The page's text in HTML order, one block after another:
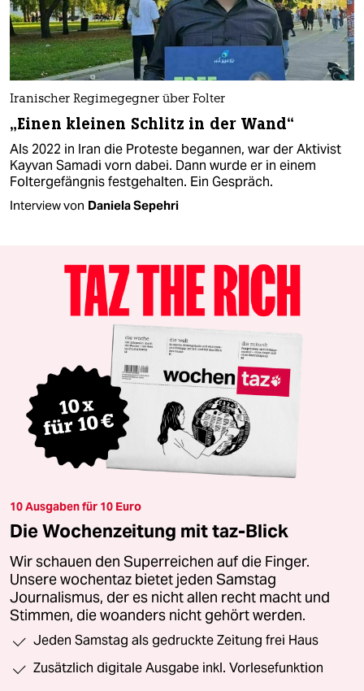
Iranischer Regimegegner über Folter
„Einen kleinen Schlitz in der Wand“
Als 2022 in Iran die Proteste begannen, war der Aktivist
Kayvan Samadi vorn dabei. Dann wurde er in einem
Foltergefängnis festgehalten. Ein Gespräch.
Interview von Daniela Sepehri
10 Ausgaben für 10 Euro
Die Wochenzeitung mit taz-Blick
Wir schauen den Superreichen auf die Finger.
Unsere wochentaz bietet jeden Samstag
Journalismus, der es nicht allen recht macht und
Stimmen, die woanders nicht gehört werden.
Jeden Samstag als gedruckte Zeitung frei Haus
Zusätzlich digitale Ausgabe inkl. Vorlesefunktion